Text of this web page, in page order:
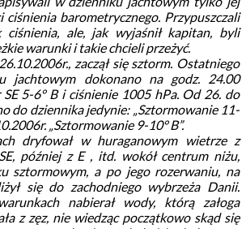
ciśnienia barometrycznego. Przypuszczali
ciśnienia, ale, jak wyjaśnił kapitan, byli
warunki i takie chcieli przeżyć.
zaczął się sztorm. Ostatniego
jachtowym dokonano na godz. 24.00
5-6° B i ciśnienie 1005 hPa. Od 26. do
do dziennika jedynie: „Sztormowanie 11-
„Sztormowanie 9-10° B”.
dryfował w huraganowym wietrze z
później z E , itd. wokół centrum niżu,
sztormowym, a po jego rozerwaniu, na
się do zachodniego wybrzeża Danii.
nabierał wody, którą załoga
z zęz, nie wiedząc początkowo skąd się